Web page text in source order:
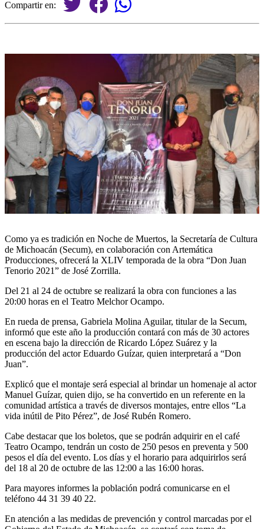
Compartir en:
Como ya es tradición en Noche de Muertos, la Secretaría de Cultura
de Michoacán (Secum), en colaboración con Artemática
Producciones, ofrecerá la XLIV temporada de la obra “Don Juan
Tenorio 2021” de José Zorrilla.
Del 21 al 24 de octubre se realizará la obra con funciones a las
20:00 horas en el Teatro Melchor Ocampo.
En rueda de prensa, Gabriela Molina Aguilar, titular de la Secum,
informó que este año la producción contará con más de 30 actores
en escena bajo la dirección de Ricardo López Suárez y la
producción del actor Eduardo Guízar, quien interpretará a “Don
Juan”.
Explicó que el montaje será especial al brindar un homenaje al actor
Manuel Guízar, quien dijo, se ha convertido en un referente en la
comunidad artística a través de diversos montajes, entre ellos “La
vida inútil de Pito Pérez”, de José Rubén Romero.
Cabe destacar que los boletos, que se podrán adquirir en el café
Teatro Ocampo, tendrán un costo de 250 pesos en preventa y 500
pesos el día del evento. Los días y el horario para adquirirlos será
del 18 al 20 de octubre de las 12:00 a las 16:00 horas.
Para mayores informes la población podrá comunicarse en el
teléfono 44 31 39 40 22.
En atención a las medidas de prevención y control marcadas por el